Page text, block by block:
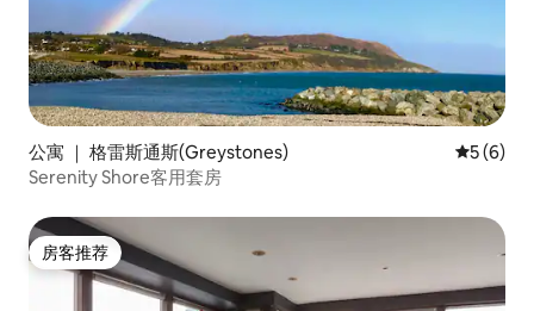
公寓 ｜ 格雷斯通斯(Greystones) 平均评分
5 (6)
Serenity Shore客用套房
房客推荐
房客推荐